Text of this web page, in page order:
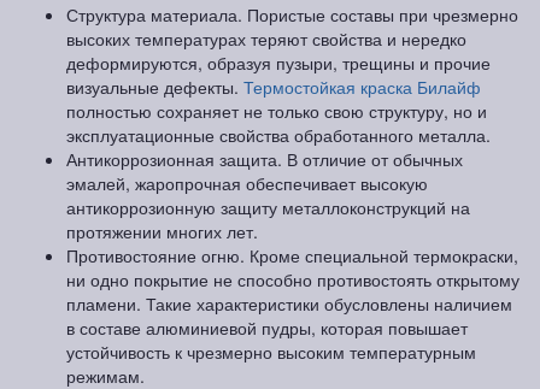
Структура материала. Пористые составы при чрезмерно
высоких температурах теряют свойства и нередко
деформируются, образуя пузыри, трещины и прочие
визуальные дефекты. Термостойкая краска Билайф
полностью сохраняет не только свою структуру, но и
эксплуатационные свойства обработанного металла.
Антикоррозионная защита. В отличие от обычных
эмалей, жаропрочная обеспечивает высокую
антикоррозионную защиту металлоконструкций на
протяжении многих лет.
Противостояние огню. Кроме специальной термокраски,
ни одно покрытие не способно противостоять открытому
пламени. Такие характеристики обусловлены наличием
в составе алюминиевой пудры, которая повышает
устойчивость к чрезмерно высоким температурным
режимам.